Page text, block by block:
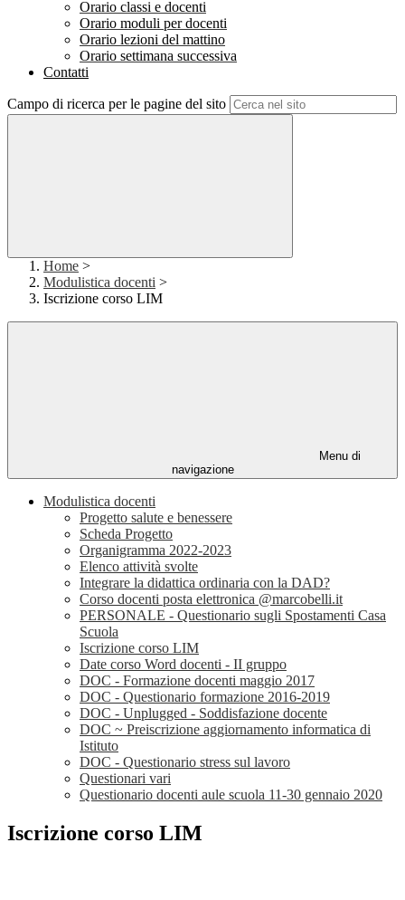
Orario classi e docenti
Orario moduli per docenti
Orario lezioni del mattino
Orario settimana successiva
Contatti
Campo di ricerca per le pagine del sito
Home >
Modulistica docenti >
Iscrizione corso LIM
Menu di
navigazione
Modulistica docenti
Progetto salute e benessere
Scheda Progetto
Organigramma 2022-2023
Elenco attività svolte
Integrare la didattica ordinaria con la DAD?
Corso docenti posta elettronica @marcobelli.it
PERSONALE - Questionario sugli Spostamenti Casa
Scuola
Iscrizione corso LIM
Date corso Word docenti - II gruppo
DOC - Formazione docenti maggio 2017
DOC - Questionario formazione 2016-2019
DOC - Unplugged - Soddisfazione docente
DOC ~ Preiscrizione aggiornamento informatica di
Istituto
DOC - Questionario stress sul lavoro
Questionari vari
Questionario docenti aule scuola 11-30 gennaio 2020
Iscrizione corso LIM